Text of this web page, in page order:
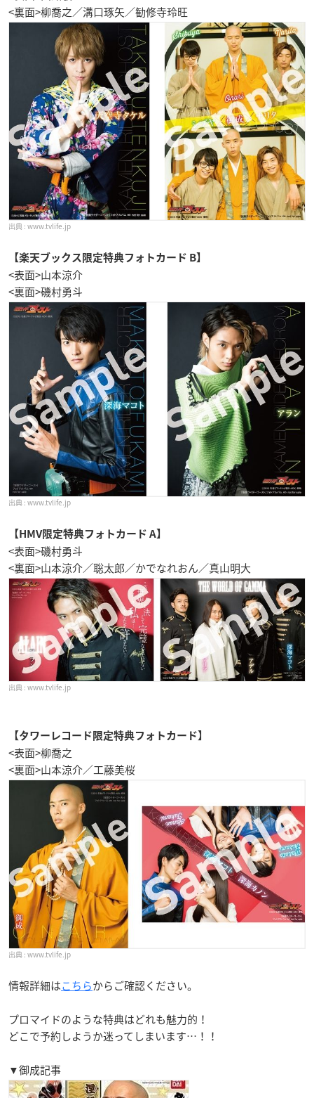
<裏面>柳喬之／溝口琢矢／勧修寺玲旺
www.tvlife.jp
【楽天ブックス限定特典フォトカード B】
<表面>山本涼介
<裏面>磯村勇斗
www.tvlife.jp
【HMV限定特典フォトカード A】
<表面>磯村勇斗
<裏面>山本涼介／聡太郎／かでなれおん／真山明大
www.tvlife.jp
【タワーレコード限定特典フォトカード】
<表面>柳喬之
<裏面>山本涼介／工藤美桜
www.tvlife.jp
情報詳細はこちらからご確認ください。
プロマイドのような特典はどれも魅力的！
どこで予約しようか迷ってしまいます…！！
▼御成記事